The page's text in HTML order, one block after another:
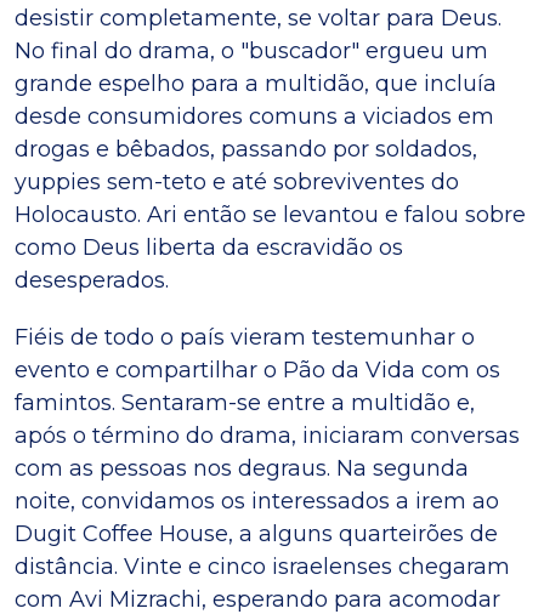
desistir completamente, se voltar para Deus.
No final do drama, o "buscador" ergueu um
grande espelho para a multidão, que incluía
desde consumidores comuns a viciados em
drogas e bêbados, passando por soldados,
yuppies sem-teto e até sobreviventes do
Holocausto. Ari então se levantou e falou sobre
como Deus liberta da escravidão os
desesperados.
Fiéis de todo o país vieram testemunhar o
evento e compartilhar o Pão da Vida com os
famintos. Sentaram-se entre a multidão e,
após o término do drama, iniciaram conversas
com as pessoas nos degraus. Na segunda
noite, convidamos os interessados a irem ao
Dugit Coffee House, a alguns quarteirões de
distância. Vinte e cinco israelenses chegaram
com Avi Mizrachi, esperando para acomodar